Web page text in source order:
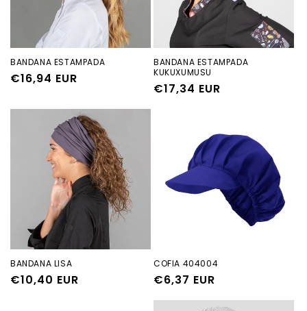
:
BANDANA ESTAMPADA
Precio
€16,94 EUR
BANDANA ESTAMPADA
KUKUXUMUSU
Precio
€17,34 EUR
BANDANA LISA
Precio
€10,40 EUR
COFIA 404004
Precio
habitual
€6,37 EUR